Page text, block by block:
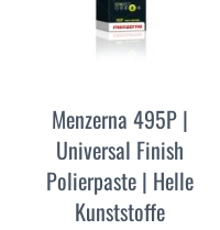
Menzerna 495P |
Universal Finish
Polierpaste | Helle
Kunststoffe